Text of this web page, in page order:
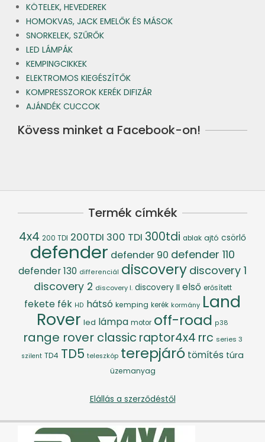
KÖTELEK, HEVEDEREK
HOMOKVAS, JACK EMELŐK ÉS MÁSOK
SNORKELEK, SZŰRŐK
LED LÁMPÁK
KEMPINGCIKKEK
ELEKTROMOS KIEGÉSZÍTŐK
KOMPRESSZOROK KERÉK DIFIZÁR
AJÁNDÉK CUCCOK
Kövess minket a Facebook-on!
Termék címkék
4x4 200 TDI 200TDI 300 TDI 300tdi ablak ajtó csörlő
defender defender 90 defender 110
defender 130 differenciál discovery discovery 1
discovery 2 discovery I. discovery II első erősített
fekete fék HD hátsó kemping kerék kormány Land
Rover led lámpa motor off-road p38
range rover classic raptor4x4 rrc series 3
szilent TD4 TD5 teleszkóp terepjáró tömítés túra
üzemanyag
Elállás a szerződéstől